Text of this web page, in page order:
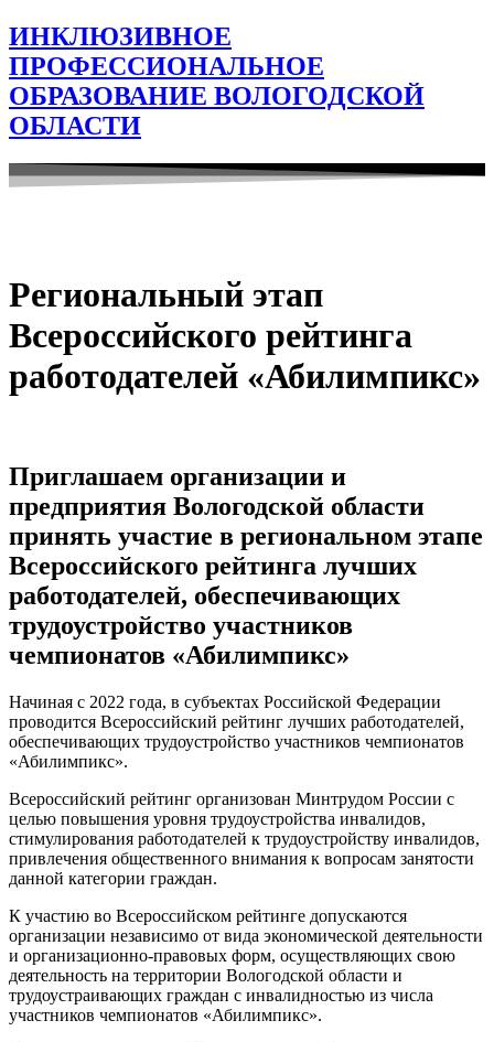
ИНКЛЮЗИВНОЕ
ПРОФЕССИОНАЛЬНОЕ
ОБРАЗОВАНИЕ ВОЛОГОДСКОЙ
ОБЛАСТИ
Региональный этап
Всероссийского рейтинга
работодателей «Абилимпикс»
Приглашаем организации и
предприятия Вологодской области
принять участие в региональном этапе
Всероссийского рейтинга лучших
работодателей, обеспечивающих
трудоустройство участников
чемпионатов «Абилимпикс»
Начиная с 2022 года, в субъектах Российской Федерации
проводится Всероссийский рейтинг лучших работодателей,
обеспечивающих трудоустройство участников чемпионатов
«Абилимпикс».
Всероссийский рейтинг организован Минтрудом России с
целью повышения уровня трудоустройства инвалидов,
стимулирования работодателей к трудоустройству инвалидов,
привлечения общественного внимания к вопросам занятости
данной категории граждан.
К участию во Всероссийском рейтинге допускаются
организации независимо от вида экономической деятельности
и организационно-правовых форм, осуществляющих свою
деятельность на территории Вологодской области и
трудоустраивающих граждан с инвалидностью из числа
участников чемпионатов «Абилимпикс».